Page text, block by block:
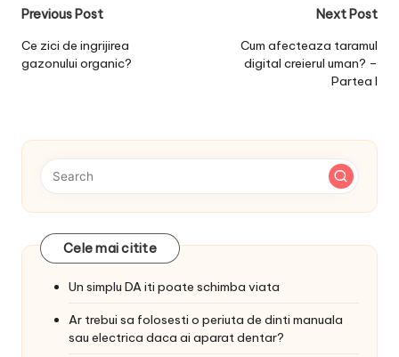
Post
navigation
Previous Post
Ce zici de ingrijirea
gazonului organic?
Next Post
Cum afecteaza taramul
digital creierul uman? –
Partea I
Cele mai citite
Un simplu DA iti poate schimba viata
Ar trebui sa folosesti o periuta de dinti manuala
sau electrica daca ai aparat dentar?